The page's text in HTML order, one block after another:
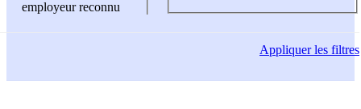
employeur reconnu
Appliquerles filtres